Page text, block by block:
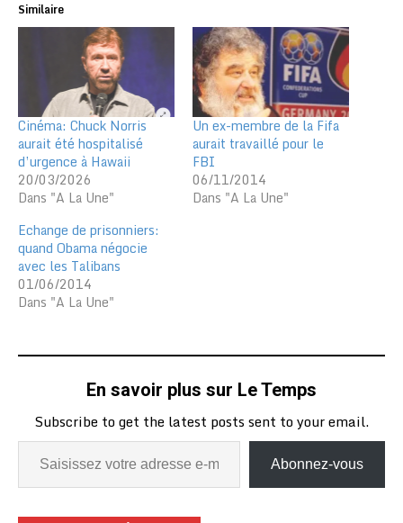
Similaire
Cinéma: Chuck Norris
aurait été hospitalisé
d’urgence à Hawaii
20/03/2026
Dans "A La Une"
Un ex-membre de la Fifa
aurait travaillé pour le
FBI
06/11/2014
Dans "A La Une"
Echange de prisonniers:
quand Obama négocie
avec les Talibans
01/06/2014
Dans "A La Une"
En savoir plus sur Le Temps
Subscribe to get the latest posts sent to your email.
Abonnez-vous